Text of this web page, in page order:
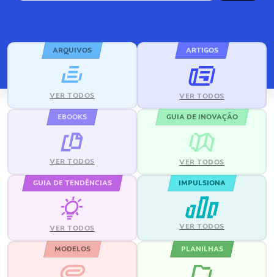
ARQUIVOS
VER TODOS
ARTIGOS
VER TODOS
EBOOKS
VER TODOS
GUIA DE INOVAÇÃO
VER TODOS
GUIA DE TENDÊNCIAS
VER TODOS
IMPULSIONA
VER TODOS
MODELOS PLANILHAS